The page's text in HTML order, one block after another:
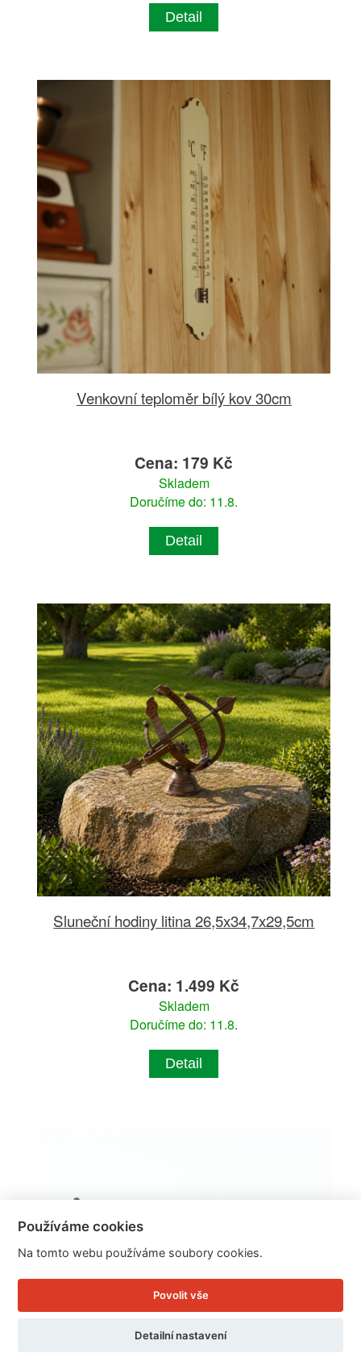
Detail
Venkovní teploměr bílý kov 30cm
Cena: 179 Kč
Skladem
Doručíme do: 11.8.
Detail
Sluneční hodiny litina 26,5x34,7x29,5cm
Cena: 1.499 Kč
Skladem
Doručíme do: 11.8.
Detail
Používáme cookies
Na tomto webu používáme soubory cookies.
Povolit vše
Detailní nastavení